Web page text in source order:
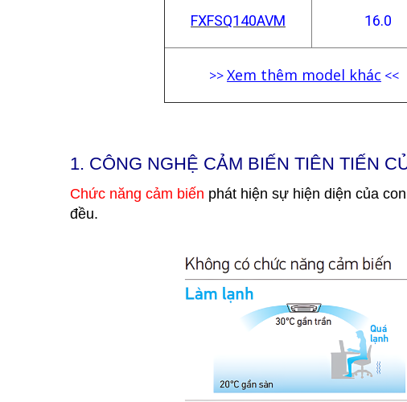
FXFSQ140AVM 16.0
>>Xem thêm model khác <<
1. CÔNG NGHỆ CẢM BIẾN TIÊN TIẾN
Chức năng cảm biến phát hiện sự hiện diện của
đều.